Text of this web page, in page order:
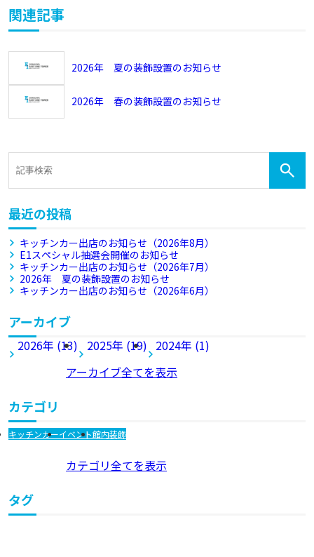
関連記事
2026年 夏の装飾設置のお知らせ
2026年 春の装飾設置のお知らせ
最近の投稿
キッチンカー出店のお知らせ（2026年8月）
E1スペシャル抽選会開催のお知らせ
キッチンカー出店のお知らせ（2026年7月）
2026年 夏の装飾設置のお知らせ
キッチンカー出店のお知らせ（2026年6月）
アーカイブ
2026年 (13) 2025年 (19) 2024年 (1)
アーカイブ全てを表示
カテゴリ
キッチンカーイベント館内装飾
カテゴリ全てを表示
タグ